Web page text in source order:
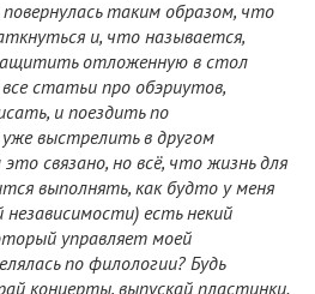
таким образом, что
и, что называется,
отложенную в стол
статьи про обэриутов,
и поездить по
выстрелить в другом
связано, но всё, что жизнь для
выполнять, как будто у меня
есть некий
управляет моей
по филологии? Будь
концерты, выпускай пластинки.